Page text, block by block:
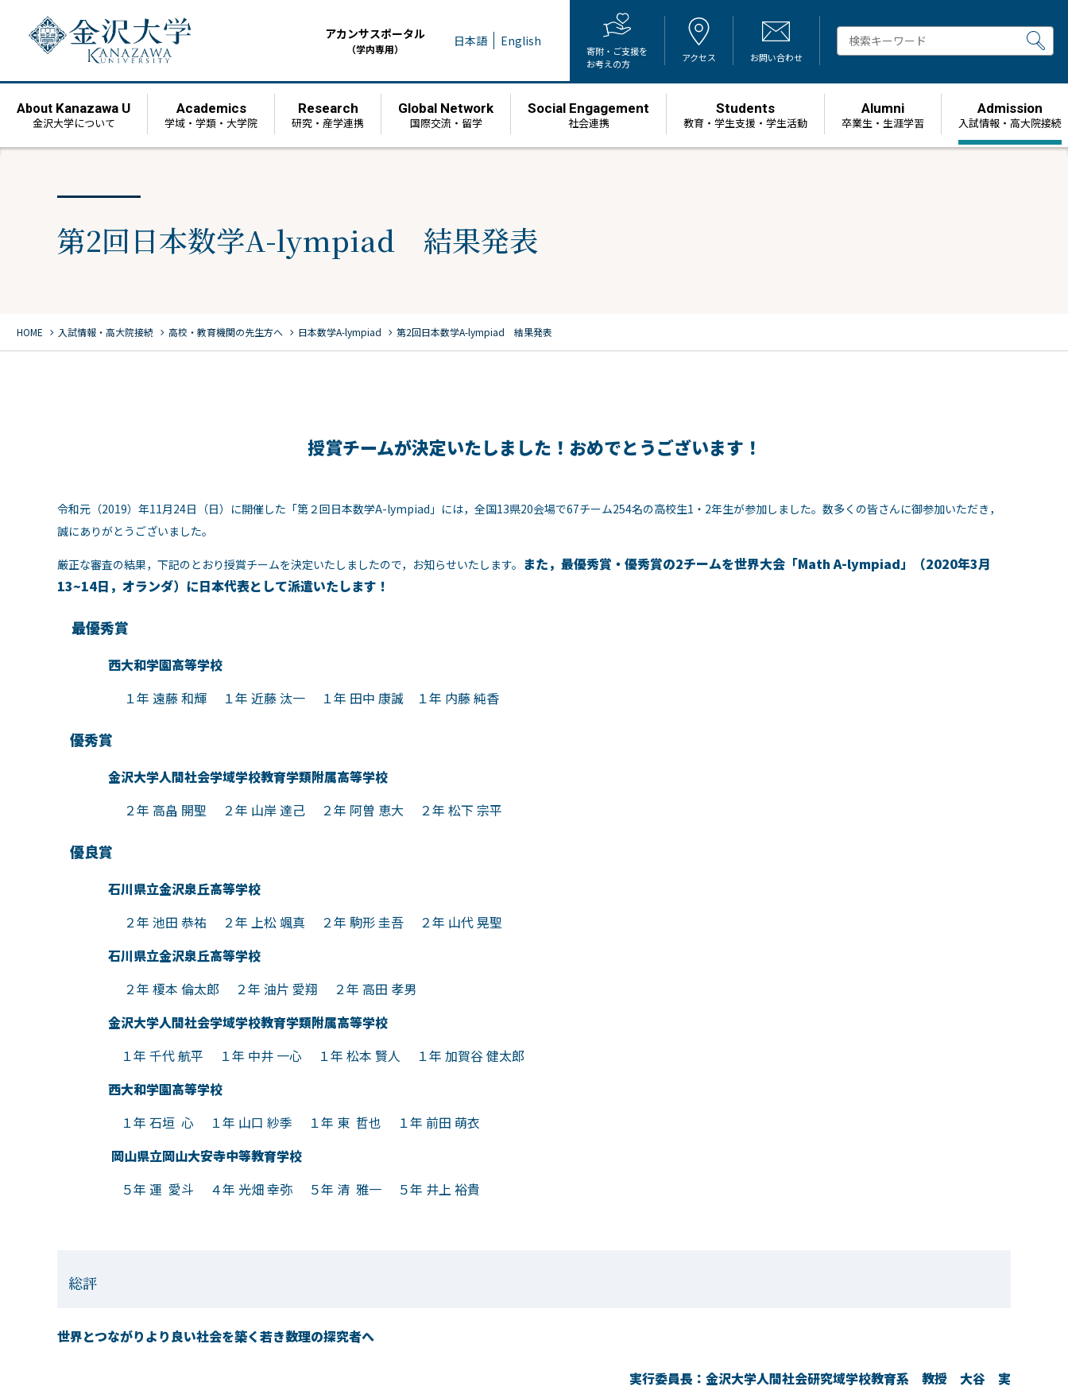
アカンサスポータル
（学内専用） 日本語 English
寄附・ご支援を
お考えの方
アクセス お問い合わせ
About Kanazawa U
金沢大学について
Academics
学域・学類・大学院
Research
研究・産学連携
Global Network
国際交流・留学
Social Engagement
社会連携
Students
教育・学生支援・学生活動
Alumni
卒業生・生涯学習
Admission
⼊試情報・高大院接続
第2回日本数学A-lympiad 結果発表
HOME chevron_right ⼊試情報・高大院接続 chevron_right 高校・教育機関の先生方へ chevron_right 日本数学A-lympiad chevron_right 第2回日本数学A-lympiad 結果発表
授賞チームが決定いたしました！おめでとうございます！
令和元（2019） 年11月24日（日）に開催した「第２回日本数学A-lympiad」には，全国13県20会場で67チーム254名の高校生1・2年生が参加しました。数多くの皆さんに御参加いただき，
誠にありがとうございました。
厳正な審査の結果，下記のとおり授賞チームを決定いたしましたので，お知らせいたします。 また，最優秀賞・優秀賞の2チームを世界大会「Math A-lympiad」（2020年3月
13~14日，オランダ）に日本代表として派遣いたします！
最優秀賞
西大和学園高等学校
１年 遠藤 和輝 １年 近藤 汰一 １年 田中 康誠 １年 内藤 純香
優秀賞
金沢大学人間社会学域学校教育学類附属高等学校
２年 高畠 開聖 ２年 山岸 達己 ２年 阿曽 恵大 ２年 松下 宗平
優良賞
石川県立金沢泉丘高等学校
２年 池田 恭祐 ２年 上松 颯真 ２年 駒形 圭吾 ２年 山代 晃聖
石川県立金沢泉丘高等学校
２年 榎本 倫太郎 ２年 油片 愛翔 ２年 高田 孝男
金沢大学人間社会学域学校教育学類附属高等学校
１年 千代 航平 １年 中井 一心 １年 松本 賢人 １年 加賀谷 健太郎
西大和学園高等学校
１年 石垣 心 １年 山口 紗季 １年 東 哲也 １年 前田 萌衣
岡山県立岡山大安寺中等教育学校
５年 運 愛斗 ４年 光畑 幸弥 ５年 清 雅一 ５年 井上 裕貴
総評
世界とつながりより良い社会を築く若き数理の探究者へ
実行委員長：金沢大学人間社会研究域学校教育系 教授 大谷 実